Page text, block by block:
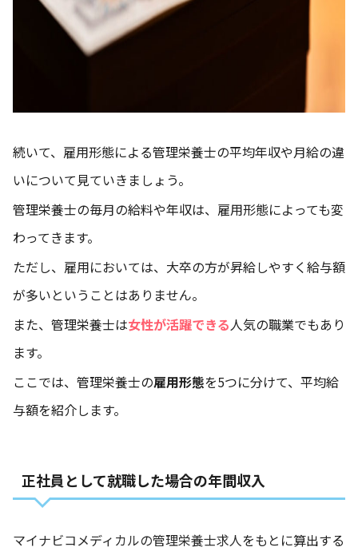
続いて、雇用形態による管理栄養士の平均年収や月給の違
いについて見ていきましょう。
管理栄養士の毎月の給料や年収は、雇用形態によっても変
わってきます。
ただし、雇用においては、大卒の方が昇給しやすく給与額
が多いということはありません。
また、管理栄養士は女性が活躍できる人気の職業でもあり
ます。
ここでは、管理栄養士の雇用形態を5つに分けて、平均給
与額を紹介します。
正社員として就職した場合の年間収入
マイナビコメディカルの管理栄養士求人をもとに算出する